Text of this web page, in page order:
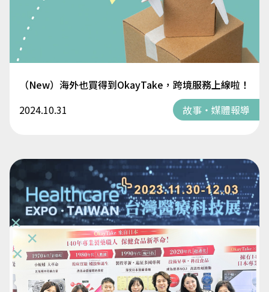
（New）海外也買得到OkayTake，跨境服務上線啦！
2024.10.31
故事・媒體報導